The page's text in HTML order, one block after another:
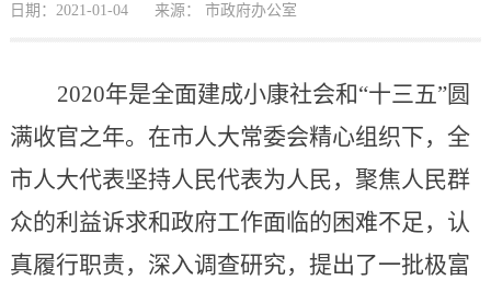
日期：2021-01-04 来源： 市政府办公室
2020年是全面建成小康社会和“十三五”圆
满收官之年。在市人大常委会精心组织下，全
市人大代表坚持人民代表为人民，聚焦人民群
众的利益诉求和政府工作面临的困难不足，认
真履行职责，深入调查研究，提出了一批极富